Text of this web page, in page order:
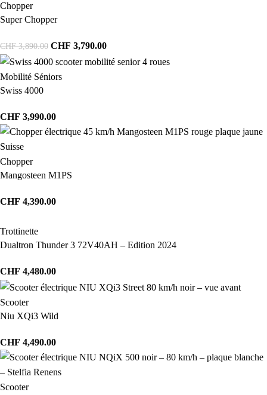
Chopper
Super Chopper
CHF3,890.00 CHF 3,790.00
Mobilité Séniors
Swiss 4000
CHF 3,990.00
Chopper
Mangosteen M1PS
CHF 4,390.00
Trottinette
Dualtron Thunder 3 72V40AH – Edition 2024
CHF 4,480.00
Scooter
Niu XQi3 Wild
CHF 4,490.00
Scooter